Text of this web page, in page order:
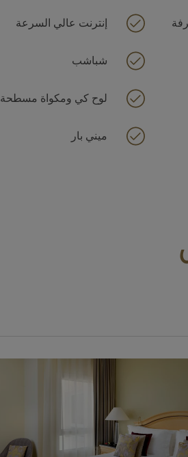
إنترنت عالي السرعة
شباشب
لوح كي ومكواة مسطحة
ميني بار